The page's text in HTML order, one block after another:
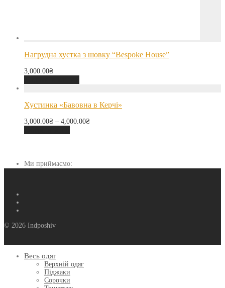
Нагрудна хустка з шовку “Bespoke House”
3,000.00₴
Хустинка «Бавовна в Керчі»
3,000.00₴ – 4,000.00₴
Ми приймаємо:
© 2026 Indposhiv
Весь одяг
Верхній одяг
Піджаки
Сорочки